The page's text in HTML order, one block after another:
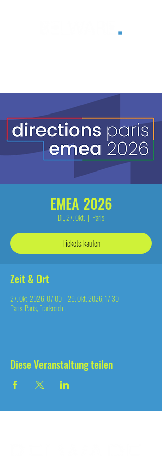
EMEA 2026
Di., 27. Okt.
  |
Paris
Tickets kaufen
Zeit & Ort
27. Okt. 2026, 07:00 – 29. Okt. 2026, 17:30
Paris, Paris, Frankreich
Diese Veranstaltung teilen